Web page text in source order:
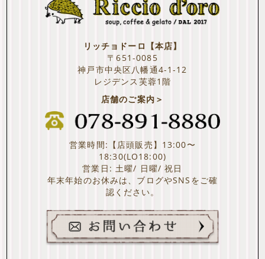
リッチョドーロ【本店】
〒651-0085
神戸市中央区八幡通4-1-12
レジデンス芙蓉1階
店舗のご案内＞
営業時間:【店頭販売】13:00〜
18:30(LO18:00)
営業日: 土曜/ 日曜/ 祝日
年末年始のお休みは、ブログやSNSをご確
認ください。